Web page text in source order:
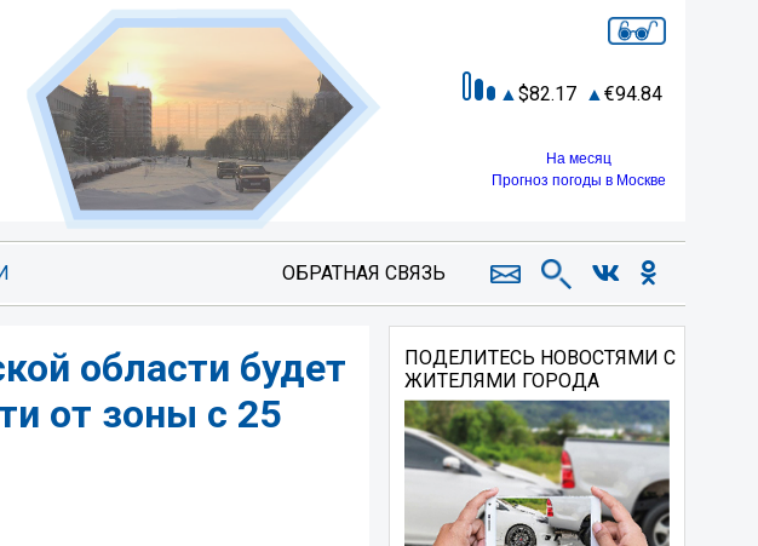
82.17 94.84
На месяц
Прогноз погоды в Москве
ОБРАТНАЯ СВЯЗЬ
области будет
от зоны с 25
ПОДЕЛИТЕСЬ НОВОСТЯМИ С
ЖИТЕЛЯМИ ГОРОДА